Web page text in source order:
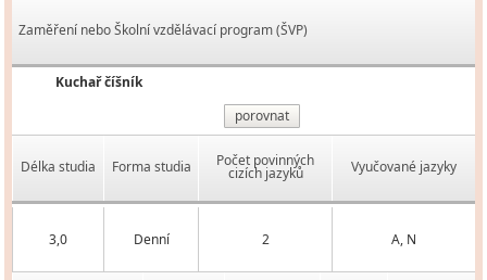
Zaměření nebo Školní vzdělávací program (ŠVP)
Kuchař číšník
porovnat
Délka studia Forma studia Počet povinných
cizích jazyků Vyučované jazyky
3,0 Denní 2 A, N